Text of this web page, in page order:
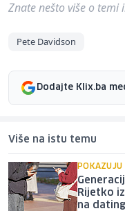
Znate nešto više o temi
Pete Davidson
Dodajte Klix.ba
Više na istu temu
POKAZUJU
Rijetko
na